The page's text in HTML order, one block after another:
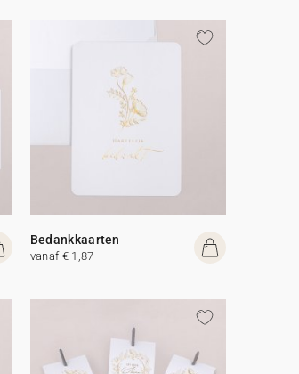
Bedankkaarten
vanaf € 1,87